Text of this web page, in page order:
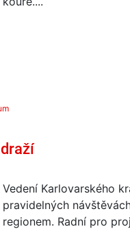
Vedení Karlovarského
pravidelných
regionem. Radní pro